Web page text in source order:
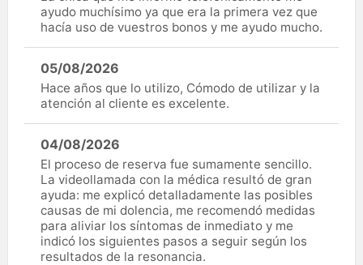
ayudo muchísimo ya que era la primera vez que
hacía uso de vuestros bonos y me ayudo mucho.
05/08/2026
Hace años que lo utilizo, Cómodo de utilizar y la
atención al cliente es excelente.
04/08/2026
El proceso de reserva fue sumamente sencillo.
La videollamada con la médica resultó de gran
ayuda: me explicó detalladamente las posibles
causas de mi dolencia, me recomendó medidas
para aliviar los síntomas de inmediato y me
indicó los siguientes pasos a seguir según los
resultados de la resonancia.